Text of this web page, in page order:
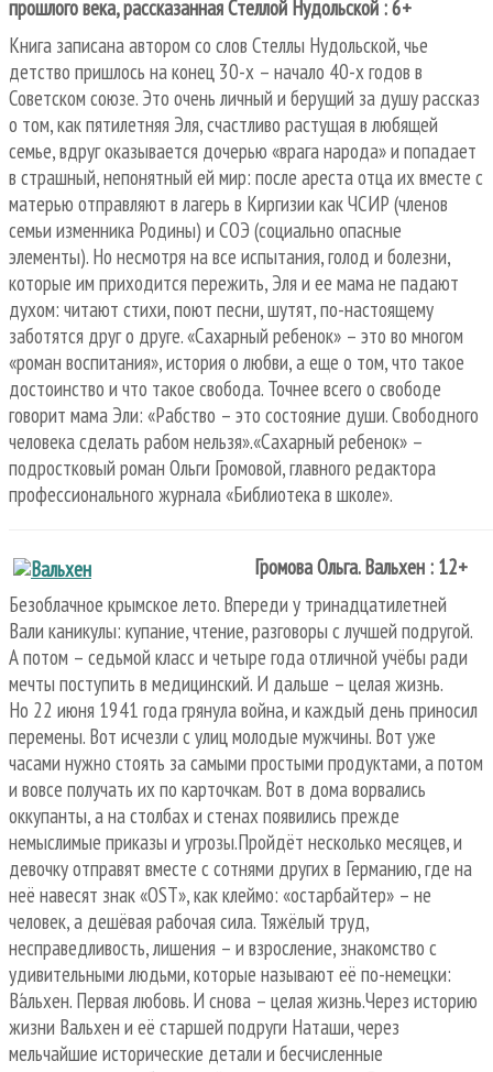
прошлого века, рассказанная Стеллой Нудольской : 6+
Книга записана автором со слов Стеллы Нудольской, чье
детство пришлось на конец 30-х – начало 40-х годов в
Советском союзе. Это очень личный и берущий за душу рассказ
о том, как пятилетняя Эля, счастливо растущая в любящей
семье, вдруг оказывается дочерью «врага народа» и попадает
в страшный, непонятный ей мир: после ареста отца их вместе с
матерью отправляют в лагерь в Киргизии как ЧСИР (членов
семьи изменника Родины) и СОЭ (социально опасные
элементы). Но несмотря на все испытания, голод и болезни,
которые им приходится пережить, Эля и ее мама не падают
духом: читают стихи, поют песни, шутят, по-настоящему
заботятся друг о друге. «Сахарный ребенок» – это во многом
«роман воспитания», история о любви, а еще о том, что такое
достоинство и что такое свобода. Точнее всего о свободе
говорит мама Эли: «Рабство – это состояние души. Свободного
человека сделать рабом нельзя».«Сахарный ребенок» –
подростковый роман Ольги Громовой, главного редактора
профессионального журнала «Библиотека в школе».
Громова Ольга. Вальхен : 12+
Безоблачное крымское лето. Впереди у тринадцатилетней
Вали каникулы: купание, чтение, разговоры с лучшей подругой.
А потом – седьмой класс и четыре года отличной учёбы ради
мечты поступить в медицинский. И дальше – целая жизнь.
Но 22 июня 1941 года грянула война, и каждый день приносил
перемены. Вот исчезли с улиц молодые мужчины. Вот уже
часами нужно стоять за самыми простыми продуктами, а потом
и вовсе получать их по карточкам. Вот в дома ворвались
оккупанты, а на столбах и стенах появились прежде
немыслимые приказы и угрозы.Пройдёт несколько месяцев, и
девочку отправят вместе с сотнями других в Германию, где на
неё навесят знак «OST», как клеймо: «остарбайтер» – не
человек, а дешёвая рабочая сила. Тяжёлый труд,
несправедливость, лишения – и взросление, знакомство с
удивительными людьми, которые называют её по-немецки:
Ва́льхен. Первая любовь. И снова – целая жизнь.Через историю
жизни Вальхен и её старшей подруги Наташи, через
мельчайшие исторические детали и бесчисленные